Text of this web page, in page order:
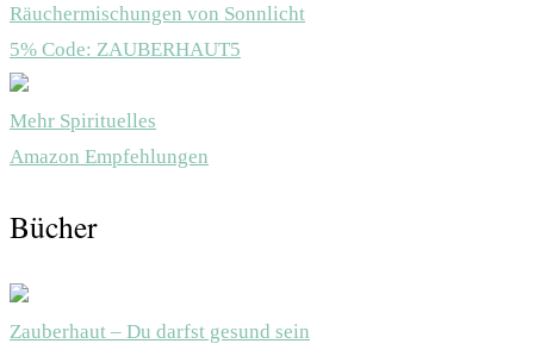
Räuchermischungen von Sonnlicht
5% Code: ZAUBERHAUT5
Mehr Spirituelles
Amazon Empfehlungen
Bücher
Zauberhaut – Du darfst gesund sein